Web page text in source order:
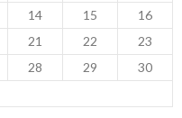
14 15
16
21 22
23
28 29
30